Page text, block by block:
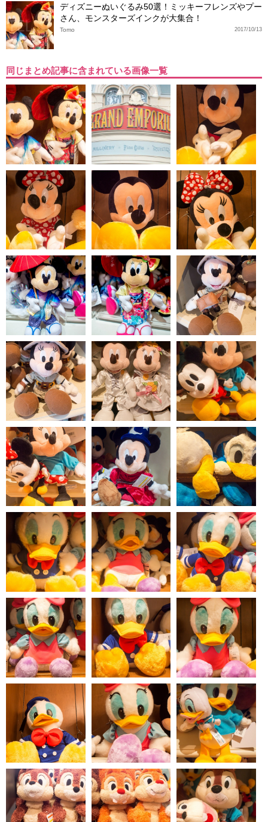
ディズニーぬいぐるみ50選！ミッキーフレンズやプー
さん、モンスターズインクが大集合！
2017/10/13
Tomo
同じまとめ記事に含まれている画像一覧